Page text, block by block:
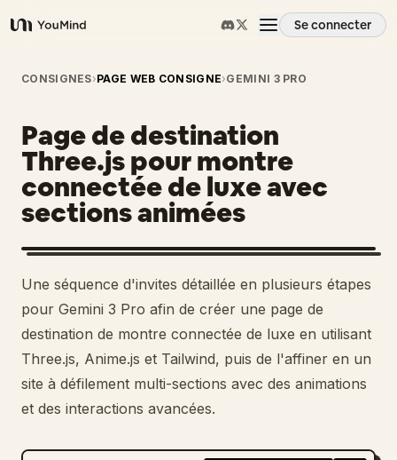
YouMind
Se connecter
Aperçu
Cas d'usage
Compétences
Invites
Tarifs
Télécharger
CONSIGNES›PAGE WEB CONSIGNE›GEMINI 3 PRO
Page de destination
Three.js pour montre
connectée de luxe avec
sections animées
Une séquence d'invites détaillée en plusieurs étapes
pour Gemini 3 Pro afin de créer une page de
destination de montre connectée de luxe en utilisant
Three.js, Anime.js et Tailwind, puis de l'affiner en un
site à défilement multi-sections avec des animations
et des interactions avancées.